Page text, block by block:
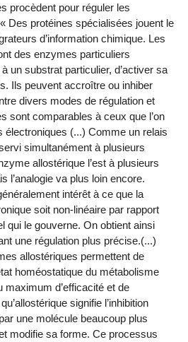
procèdent pour réguler les
Des protéines spécialisées jouent le
d’information chimique. Les
des enzymes particuliers
un substrat particulier, d’activer sa
Ils peuvent accroître ou inhiber
divers modes de régulation et
sont comparables à ceux que l’on
électroniques (...) Comme un relais
simultanément à plusieurs
allostérique l’est à plusieurs
l’analogie va plus loin encore.
intérêt à ce que la
soit non-linéaire par rapport
qui le gouverne. On obtient ainsi
une régulation plus précise.(...)
allostériques permettent de
homéostatique du métabolisme
d’efficacité et de
signifie l’inhibition
une molécule beaucoup plus
modifie sa forme. Ce processus